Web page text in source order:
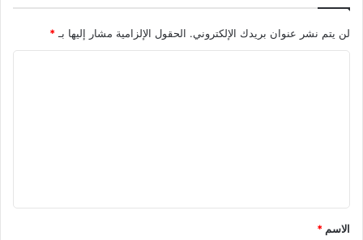
لن يتم نشر عنوان بريدك الإلكتروني. الحقول الإلزامية مشار إليها بـ *
ق
*
الاسم *